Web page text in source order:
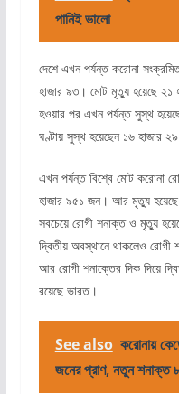
পানিই ভালো
দেশে এখন পর্যন্ত করোনা
হাজার ৯৩। মোট মৃত্যু হয়েছে
হওয়ার পর এখন পর্যন্ত সুস্থ
ঘণ্টায় সুস্থ হয়েছেন ১৬ হাজার
এখন পর্যন্ত বিশ্বে মোট করোনা
হাজার ৯৫১ জন। আর মৃত্যু
সবচেয়ে রোগী শনাক্ত ও মৃত্যু
দ্বিতীয় অবস্থানে থাকলেও রোগী
আর রোগী শনাক্তের দিক দিয়ে
রয়েছে ভারত।
See also করোনায়
জনের প্রাণ, নতুন শনাক্ত